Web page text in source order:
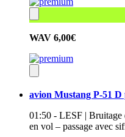
WAV 6,00€
avion Mustang P-51 D
01:50 - LESF | Bruitage
en vol – passage avec